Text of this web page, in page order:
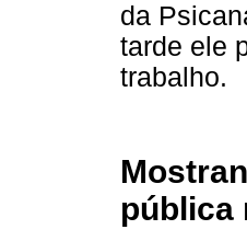
da
tarde ele
trabalho.
pública